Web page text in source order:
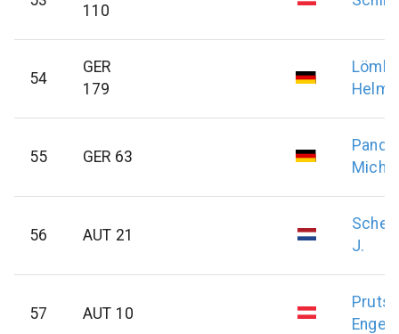
110
54
GER
179
55 GER 63
56 AUT 21
J.
57 AUT 10